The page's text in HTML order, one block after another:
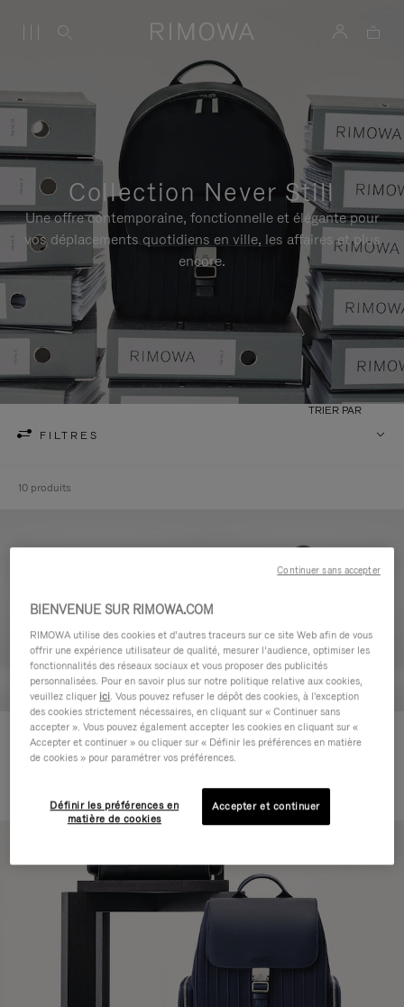
Collection Never Still
Une offre contemporaine, fonctionnelle et élégante pour
vos déplacements quotidiens en ville, les affaires et plus
encore.
FILTRES
TRIER PAR
10 produits
Never Still - Cuir Trousse de
Toilette
Never Still - Cuir Grand Sac à
dos à rabat
BIENVENUE SUR RIMOWA.COM
RIMOWA utilise des cookies et d’autres traceurs sur ce site Web afin de vous
offrir une expérience utilisateur de qualité, mesurer l’audience, optimiser les
fonctionnalités des réseaux sociaux et vous proposer des publicités
personnalisées. Pour en savoir plus sur notre politique relative aux cookies,
veuillez cliquer ici. Vous pouvez refuser le dépôt des cookies, à l'exception
des cookies strictement nécessaires, en cliquant sur « Continuer sans
accepter ». Vous pouvez également accepter les cookies en cliquant sur «
Accepter et continuer » ou cliquer sur « Définir les préférences en matière
de cookies » pour paramétrer vos préférences.
Définir les préférences en
matière de cookies
Accepter et continuer
Continuer sans accepter